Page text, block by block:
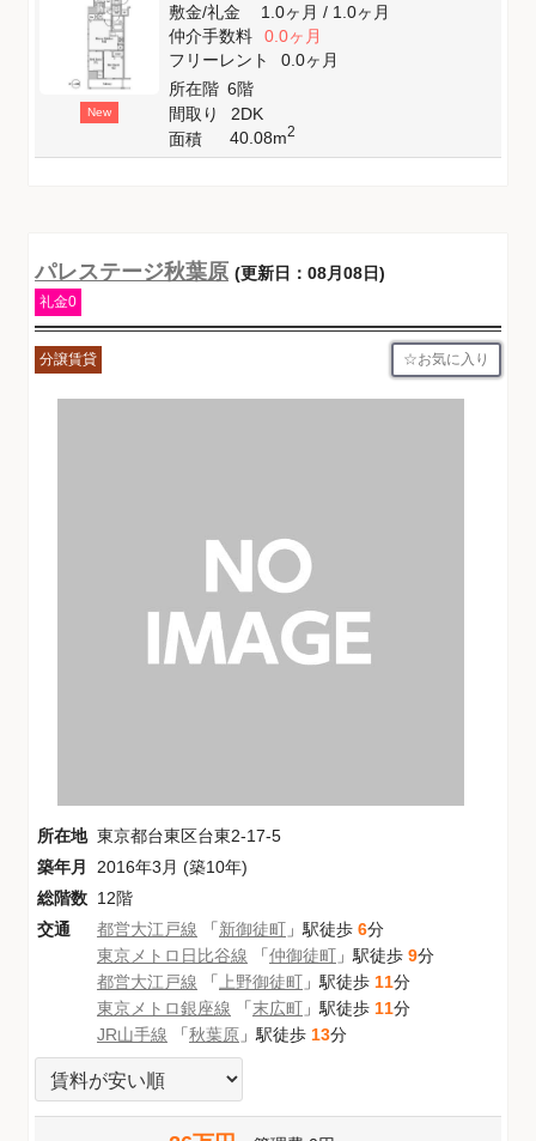
New
敷金/礼金 1.0ヶ月/ 1.0ヶ月
仲介手数料
0.0ヶ月
フリーレント
0.0ヶ月
所在階 6階
間取り
2DK
面積
40.08m2
パレステージ秋葉原 (更新日：08月08日)
礼金0
分譲賃貸 お気に入り
所在地 東京都台東区台東2-17-5
築年月
2016年3月 (築10年)
総階数 12階
交通
都営大江戸線 「新御徒町 」駅徒歩 6分
東京メトロ日比谷線 「仲御徒町 」駅徒歩 9分
都営大江戸線 「 上野御徒町 」駅徒歩 11分
東京メトロ銀座線 「末広町 」駅徒歩 11分
JR山手線 「秋葉原 」駅徒歩 13分